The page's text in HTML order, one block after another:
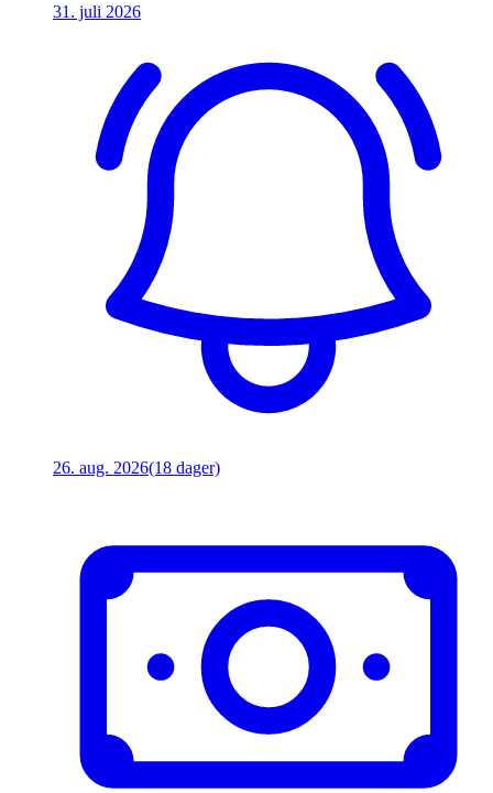
31. juli 2026
26. aug. 2026(18 dager)